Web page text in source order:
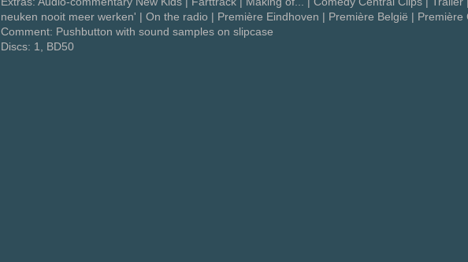
neuken nooit meer werken' | On the radio | Première Eindhoven | Première België | Première
Comment: Pushbutton with sound samples on slipcase
Discs: 1, BD50